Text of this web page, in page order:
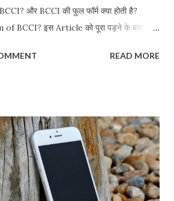
और BCCI की फुल फॉर्म क्या होती है?
BCCI? इस Article को पूरा पड़ने के बाद आप
होंगे के शेयर मार्किट को SEBI, टेलीकॉम इंडस्ट्री
जाने लगा. शायद आप यह भी नही जानते होंगे के
से अमीर क्रिकेट बोर्ड है. BCCI के दुवारा इंडिया
किया जाता है चाहे वो इंडिया में हो या
में. BCCI Ka Full Form Kya Hai? Full-
of Control for Cricket in India
READ MORE